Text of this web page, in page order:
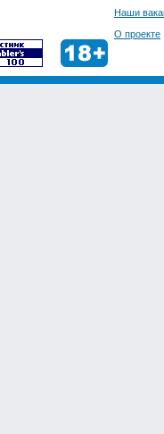
Наши
О проекте